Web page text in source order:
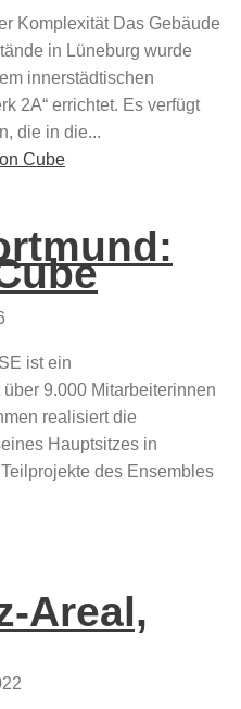
Komplexität Das Gebäude
in Lüneburg wurde
innerstädtischen
2A“ errichtet. Es verfügt
die in die...
ist ein
9.000 Mitarbeiterinnen
realisiert die
Hauptsitzes in
des Ensembles
Areal,